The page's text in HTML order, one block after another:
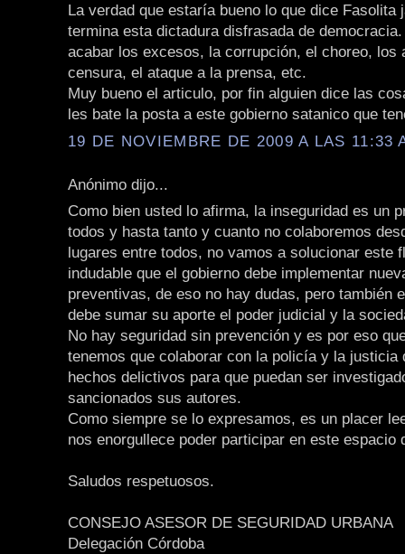
La verdad que estaría bueno lo que dice Fasolita
termina esta dictadura disfrasada de
acabar los excesos, la corrupción, el choreo, los
censura, el ataque a la prensa, etc.
Muy bueno el articulo, por fin alguien dice las
les bate la posta a este gobierno satanico que
19 DE NOVIEMBRE DE 2009 A LAS 11:33
Anónimo dijo...
Como bien usted lo afirma, la inseguridad es un
todos y hasta tanto y cuanto no colaboremos
lugares entre todos, no vamos a solucionar este
indudable que el gobierno debe implementar
preventivas, de eso no hay dudas, pero también
debe sumar su aporte el poder judicial y la
No hay seguridad sin prevención y es por eso
tenemos que colaborar con la policía y la justicia
hechos delictivos para que puedan ser
sancionados sus autores.
Como siempre se lo expresamos, es un placer
nos enorgullece poder participar en este espacio
Saludos respetuosos.
CONSEJO ASESOR DE SEGURIDAD URBANA
Delegación Córdoba